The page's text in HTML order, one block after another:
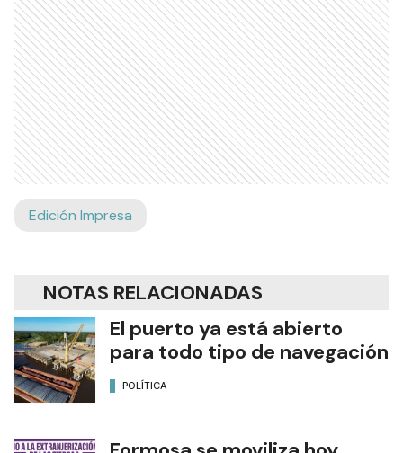
Edición Impresa
NOTAS RELACIONADAS
El puerto ya está abierto
para todo tipo de navegación
POLÍTICA